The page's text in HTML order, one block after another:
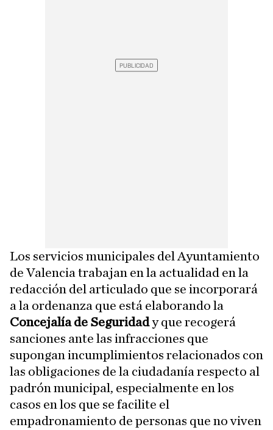
Los servicios municipales del Ayuntamiento
de Valencia trabajan en la actualidad en la
redacción del articulado que se incorporará
a la ordenanza que está elaborando la
Concejalía de Seguridady que recogerá
sanciones ante las infracciones que
supongan incumplimientos relacionados con
las obligaciones de la ciudadanía respecto al
padrón municipal, especialmente en los
casos en los que se facilite el
empadronamiento de personas que no viven